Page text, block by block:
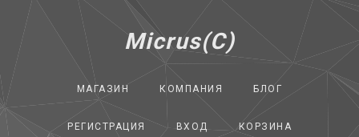
Micrus(C)
МАГАЗИН КОМПАНИЯ БЛОГ
РЕГИСТРАЦИЯ ВХОД КОРЗИНА